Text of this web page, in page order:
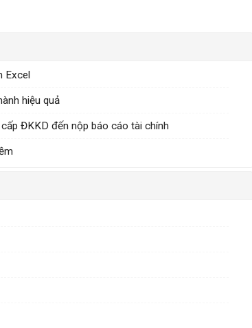
Excel
hiệu quả
ĐKKD đến nộp báo cáo tài chính